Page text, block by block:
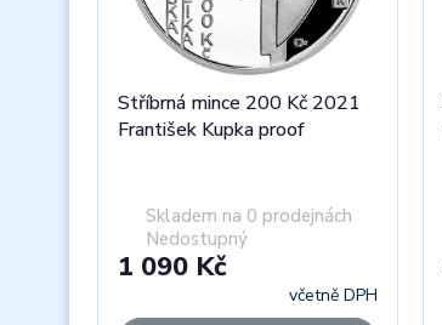
Stříbrná mince 200 Kč 2021
František Kupka proof
Skladem na 0 prodejnách
Nedostupný
1 090 Kč
včetně DPH